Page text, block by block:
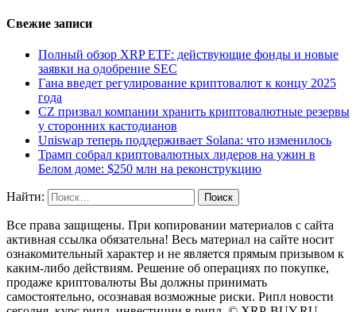
Свежие записи
Полный обзор XRP ETF: действующие фонды и новые
заявки на одобрение SEC
Гана введет регулирование криптовалют к концу 2025
года
CZ призвал компании хранить криптовалютные резервы
у сторонних кастодианов
Uniswap теперь поддерживает Solana: что изменилось
Трамп собрал криптовалютных лидеров на ужин в
Белом доме: $250 млн на реконструкцию
Найти:
Все права защищены. При копировании материалов с сайта
активная ссылка обязательна! Весь материал на сайте носит
ознакомительный характер и не является прямым призывом к
каким-либо действиям. Решение об операциях по покупке,
продаже криптовалюты Вы должны принимать
самостоятельно, осознавая возможные риски. Рипл новости